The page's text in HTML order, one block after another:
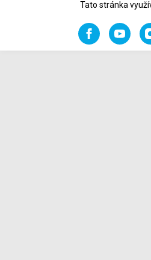
Tato stránka
Facebook